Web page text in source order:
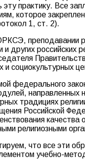
эту практику. Все
которое
1, ст. 2).
преподавании
и других
и социокультурных
федерального
направленных
традициях
Российской
религиозными
что все эти
учебно-